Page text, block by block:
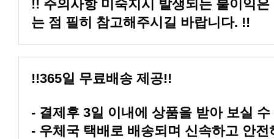
는 점 필히 참고해주시길 바랍니다. !!
!!365일 무료배송 제공!!
- 결제후 3일 이내에 상품을 받아 보실